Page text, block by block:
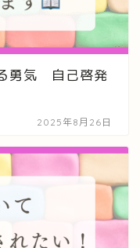
勇気 自己啓発
2025年8月26日